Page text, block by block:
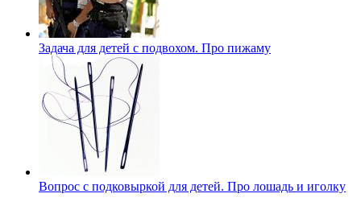
Задача для детей с подвохом. Про пижаму
Вопрос с подковыркой для детей. Про лошадь и иголку